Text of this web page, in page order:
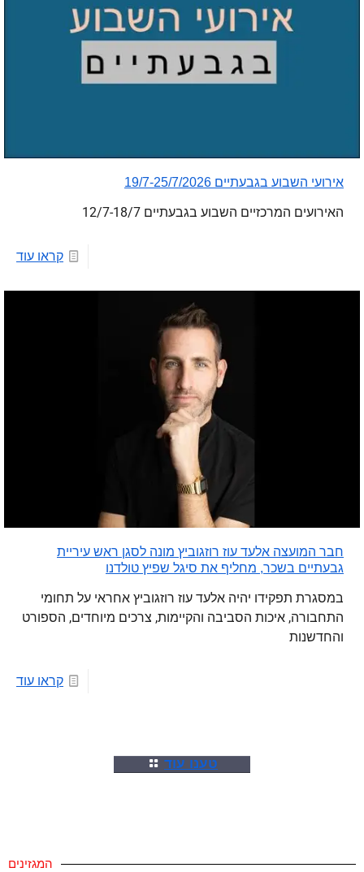
אירועי השבוע בגבעתיים 19/7-25/7/2026
האירועים המרכזיים השבוע בגבעתיים 12/7-18/7
קראו עוד
חבר המועצה אלעד עוז רוזגוביץ מונה לסגן ראש עיריית
גבעתיים בשכר, מחליף את סיגל שפיץ טולדנו
במסגרת תפקידו יהיה אלעד עוז רוזגוביץ אחראי על תחומי
התחבורה, איכות הסביבה והקיימות, צרכים מיוחדים, הספורט
והחדשנות
קראו עוד
טענו עוד
המגזינים